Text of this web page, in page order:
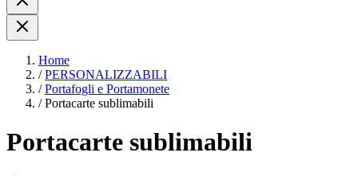
Home
/ PERSONALIZZABILI
/ Portafogli e Portamonete
/ Portacarte sublimabili
Portacarte sublimabili